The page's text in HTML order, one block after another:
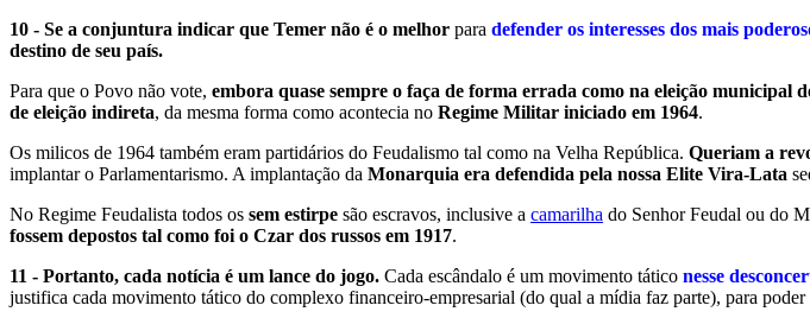
10 - Se a conjuntura indicar que Temer não é o melhor para defender os interesses dos mais
destino de seu país.
Para que o Povo não vote, embora quase sempre o faça de forma errada como na eleição municipal
de eleição indireta, da mesma forma como acontecia no Regime Militar iniciado em 1964.
Os milicos de 1964 também eram partidários do Feudalismo tal como na Velha República. Queriam a
implantar o Parlamentarismo. A implantação da Monarquia era defendida pela nossa Elite Vira-Lata
No Regime Feudalista todos os sem estirpe são escravos, inclusive a camarilha do Senhor Feudal ou do
fossem depostos tal como foi o Czar dos russos em 1917.
11 - Portanto, cada notícia é um lance do jogo. Cada escândalo é um movimento tático nesse
justifica cada movimento tático do complexo financeiro-empresarial (do qual a mídia faz parte), para poder